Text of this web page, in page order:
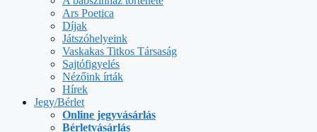
Ars Poetica
Díjak
Játszóhelyeink
Vaskakas Titkos Társaság
Sajtófigyelés
Nézőink írták
Hírek
Jegy/Bérlet
Online jegyvásárlás
Bérletvásárlás